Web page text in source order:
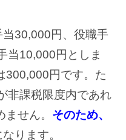
30,000円、役職手
当10,000円としま
300,000円です。た
非課税限度内であれ
せん。 そのため、
なります。